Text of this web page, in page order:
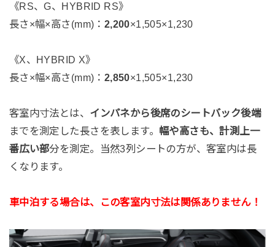
《RS、G、HYBRID RS》
長さ×幅×高さ(mm)： 2,200×1,505×1,230
《X、HYBRID X》
長さ×幅×高さ(mm)： 2,850×1,505×1,230
客室内寸法とは、 インパネから後席のシートバック後端
までを測定した長さを表します。 幅や高さも、計測上一
番広い部分を測定。当然3列シートの方が、客室内は長
くなります。
車中泊する場合は、この客室内寸法は関係ありません！